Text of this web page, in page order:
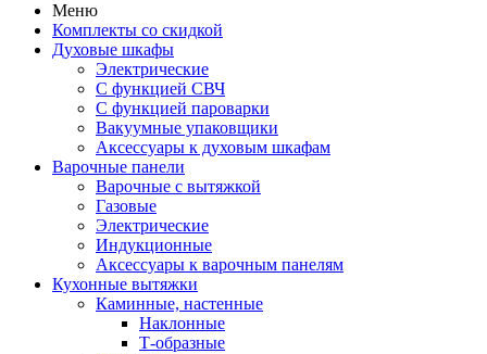
Меню
Комплекты со скидкой
Духовые шкафы
Электрические
С функцией СВЧ
С функцией пароварки
Вакуумные упаковщики
Аксессуары к духовым шкафам
Варочные панели
Варочные с вытяжкой
Газовые
Электрические
Индукционные
Аксессуары к варочным панелям
Кухонные вытяжки
Каминные, настенные
Наклонные
Т-образные